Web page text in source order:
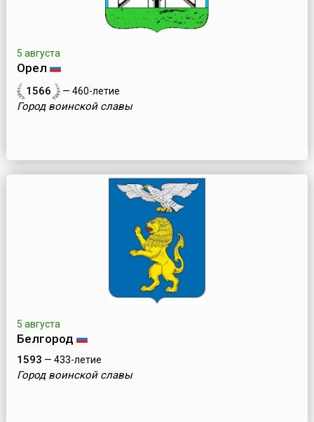
5 августа
Орел
1566 — 460-летие
Город воинской славы
5 августа
Белгород
1593 — 433-летие
Город воинской славы